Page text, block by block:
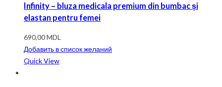
Infinity – bluza medicala premium din bumbac și
elastan pentru femei
690,00MDL
Добавить в список желаний
Quick View